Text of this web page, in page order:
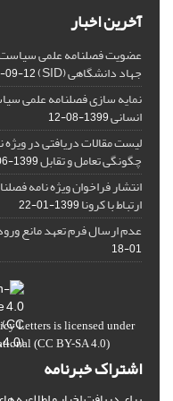
آخرین اخبار
عضویت فصلنامه علمی سیاست
جهاد دانشگاهی (SID) 09-12
نمایه سازی فصلنامه علمی
انسانی1399-08-12
لیست مقالات دریافتی در ویژه
چگونگی تعامل و تقابل1399-06-19
انتشار فراخوان ویژه‏ نامه
ارتباط با کرونا1399-01-22
عدم ارسال فرم تعهد مانع
01-18
Letters is licensed under
(CC BY-SA 4.0)
اشتراک خبرنامه